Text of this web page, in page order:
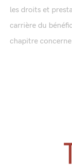
les droits et
carrière du
chapitre